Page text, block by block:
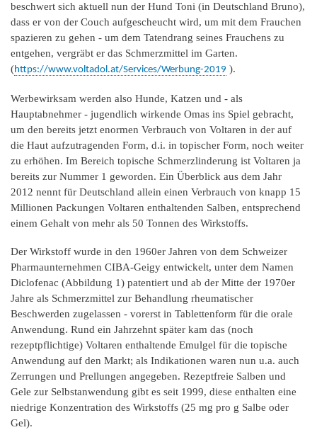
beschwert sich aktuell nun der Hund Toni (in Deutschland Bruno),
dass er von der Couch aufgescheucht wird, um mit dem Frauchen
spazieren zu gehen - um dem Tatendrang seines Frauchens zu
entgehen, vergräbt er das Schmerzmittel im Garten.
(https://www.voltadol.at/Services/Werbung-2019 ).
Werbewirksam werden also Hunde, Katzen und - als
Hauptabnehmer - jugendlich wirkende Omas ins Spiel gebracht,
um den bereits jetzt enormen Verbrauch von Voltaren in der auf
die Haut aufzutragenden Form, d.i. in topischer Form, noch weiter
zu erhöhen. Im Bereich topische Schmerzlinderung ist Voltaren ja
bereits zur Nummer 1 geworden. Ein Überblick aus dem Jahr
2012 nennt für Deutschland allein einen Verbrauch von knapp 15
Millionen Packungen Voltaren enthaltenden Salben, entsprechend
einem Gehalt von mehr als 50 Tonnen des Wirkstoffs.
Der Wirkstoff wurde in den 1960er Jahren von dem Schweizer
Pharmaunternehmen CIBA-Geigy entwickelt, unter dem Namen
Diclofenac (Abbildung 1) patentiert und ab der Mitte der 1970er
Jahre als Schmerzmittel zur Behandlung rheumatischer
Beschwerden zugelassen - vorerst in Tablettenform für die orale
Anwendung. Rund ein Jahrzehnt später kam das (noch
rezeptpflichtige) Voltaren enthaltende Emulgel für die topische
Anwendung auf den Markt; als Indikationen waren nun u.a. auch
Zerrungen und Prellungen angegeben. Rezeptfreie Salben und
Gele zur Selbstanwendung gibt es seit 1999, diese enthalten eine
niedrige Konzentration des Wirkstoffs (25 mg pro g Salbe oder
Gel).